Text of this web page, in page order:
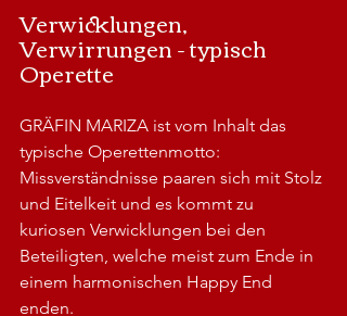
Verwicklungen,
Verwirrungen - typisch
Operette
GRÄFIN MARIZA ist vom Inhalt das
typische Operettenmotto:
Missverständnisse paaren sich mit Stolz
und Eitelkeit und es kommt zu
kuriosen Verwicklungen bei den
Beteiligten, welche meist zum Ende in
einem harmonischen Happy End
enden.